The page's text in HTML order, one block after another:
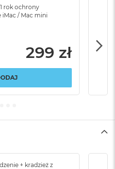
rok ochrony
/ Mac mini
299 zł
+ kradzież z